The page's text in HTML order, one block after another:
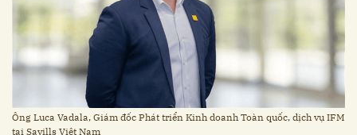
Ông Luca Vadala, Giám đốc Phát triển Kinh doanh Toàn quốc, dịch vụ IFM
tại Savills Việt Nam